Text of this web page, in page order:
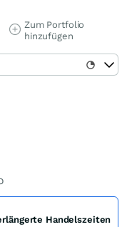
Zum Portfolio
hinzufügen
Handelszeiten